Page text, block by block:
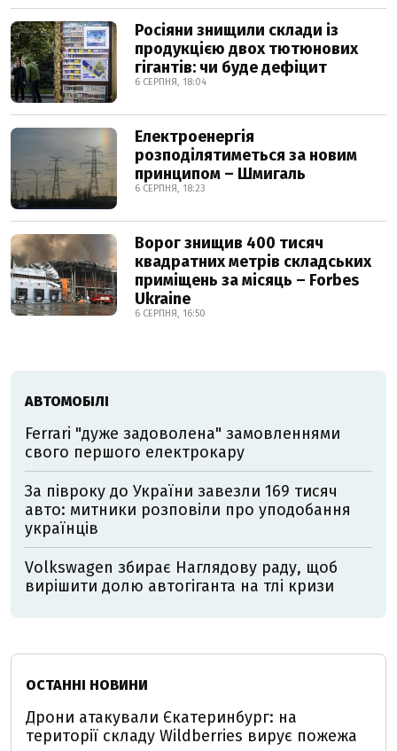
Росіяни знищили склади із
продукцією двох тютюнових
гігантів: чи буде дефіцит
6 СЕРПНЯ, 18:04
Електроенергія
розподілятиметься за новим
принципом – Шмигаль
6 СЕРПНЯ, 18:23
Ворог знищив 400 тисяч
квадратних метрів складських
приміщень за місяць – Forbes
Ukraine
6 СЕРПНЯ, 16:50
АВТОМОБІЛІ
Ferrari "дуже задоволена" замовленнями
свого першого електрокару
За півроку до України завезли 169 тисяч
авто: митники розповіли про уподобання
українців
Volkswagen збирає Наглядову раду, щоб
вирішити долю автогіганта на тлі кризи
ОСТАННІ НОВИНИ
Дрони атакували Єкатеринбург: на
території складу Wildberries вирує пожежа